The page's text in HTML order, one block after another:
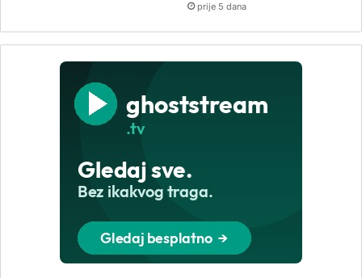
prije 5 dana